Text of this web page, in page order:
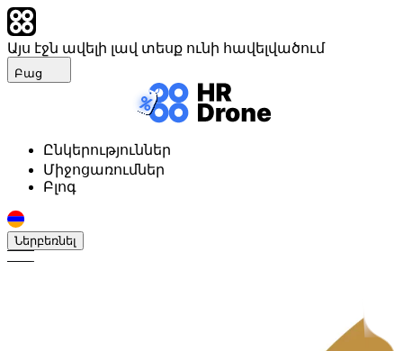
Այս էջն ավելի լավ տեսք ունի հավելվածում
Բաց
Ընկերություններ
Միջոցառումներ
Բլոգ
Ներբեռնել